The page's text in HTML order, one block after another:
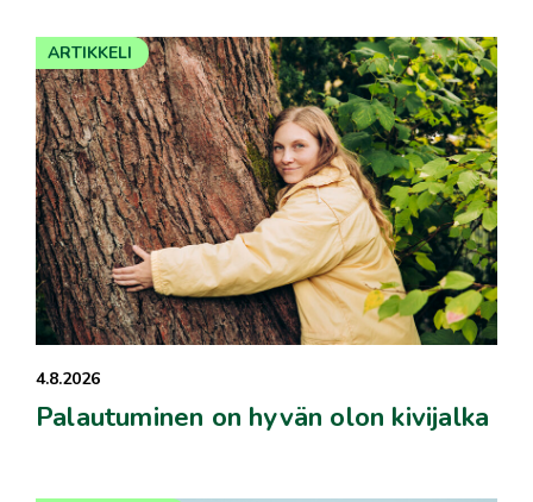
4.8.2026
Palautuminen on hyvän olon kivijalka
ARTIKKELI